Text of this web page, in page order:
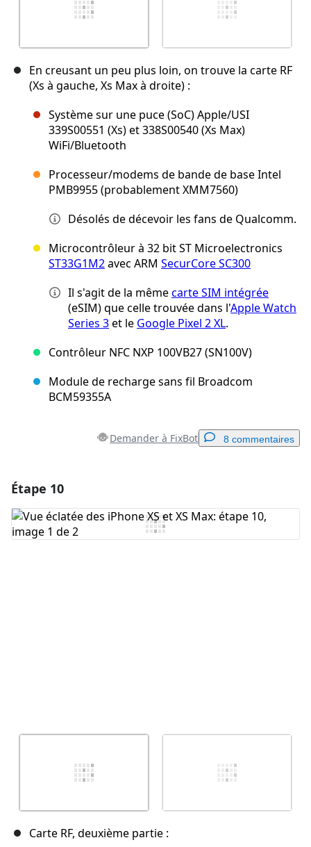
En creusant un peu plus loin, on trouve la carte RF
(Xs à gauche, Xs Max à droite) :
Système sur une puce (SoC) Apple/USI
339S00551 (Xs) et 338S00540 (Xs Max)
WiFi/Bluetooth
Processeur/modems de bande de base Intel
PMB9955 (probablement XMM7560)
Désolés de décevoir les fans de Qualcomm.
Microcontrôleur à 32 bit ST Microelectronics
ST33G1M2avec ARM SecurCore SC300
Il s'agit de la mêmecarte SIM intégrée
(eSIM) que celle trouvée dans l'Apple Watch
Series 3et le Google Pixel 2 XL.
Contrôleur NFC NXP 100VB27 (SN100V)
Module de recharge sans fil Broadcom
BCM59355A
Demander à FixBot 8 commentaires
Ajouter un commentaire
Étape 10
Carte RF, deuxième partie :